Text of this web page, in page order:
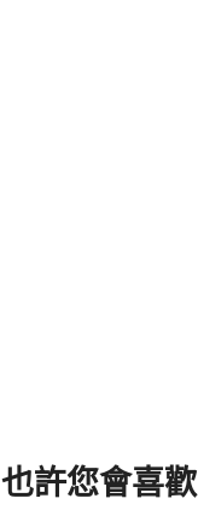
也許您會喜歡